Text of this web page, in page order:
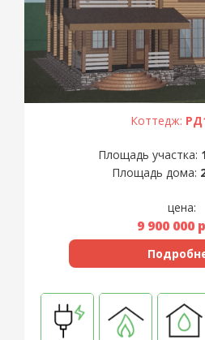
Коттедж:
Площадь участка:
Площадь дома:
цена:
9 900 000